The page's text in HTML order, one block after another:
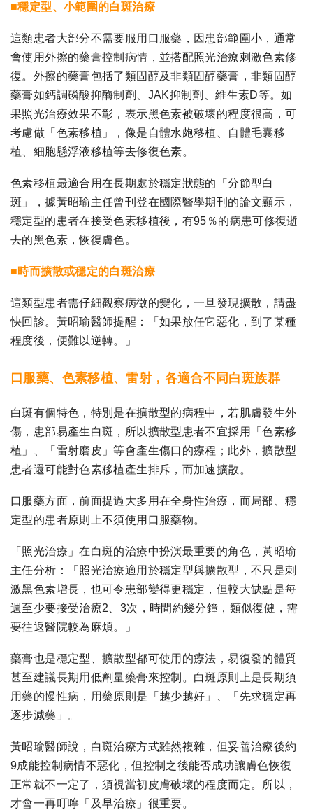
■穩定型、小範圍的白斑治療
這類患者大部分不需要服用口服藥，因患部範圍小，通常
會使用外擦的藥膏控制病情，並搭配照光治療刺激色素修
復。外擦的藥膏包括了類固醇及非類固醇藥膏，非類固醇
藥膏如鈣調磷酸抑酶制劑、JAK抑制劑、維生素D等。如
果照光治療效果不彰，表示黑色素被破壞的程度很高，可
考慮做「色素移植」，像是自體水皰移植、自體毛囊移
植、細胞懸浮液移植等去修復色素。
色素移植最適合用在長期處於穩定狀態的「分節型白
斑」，據黃昭瑜主任曾刊登在國際醫學期刊的論文顯示，
穩定型的患者在接受色素移植後，有95％的病患可修復逝
去的黑色素，恢復膚色。
■時而擴散或穩定的白斑治療
這類型患者需仔細觀察病徵的變化，一旦發現擴散，請盡
快回診。黃昭瑜醫師提醒：「如果放任它惡化，到了某種
程度後，便難以逆轉。」
口服藥、色素移植、雷射，各適合不同白斑族群
白斑有個特色，特別是在擴散型的病程中，若肌膚發生外
傷，患部易產生白斑，所以擴散型患者不宜採用「色素移
植」、「雷射磨皮」等會產生傷口的療程；此外，擴散型
患者還可能對色素移植產生排斥，而加速擴散。
口服藥方面，前面提過大多用在全身性治療，而局部、穩
定型的患者原則上不須使用口服藥物。
「照光治療」在白斑的治療中扮演最重要的角色，黃昭瑜
主任分析：「照光治療適用於穩定型與擴散型，不只是刺
激黑色素增長，也可令患部變得更穩定，但較大缺點是每
週至少要接受治療2、3次，時間約幾分鐘，類似復健，需
要往返醫院較為麻煩。」
藥膏也是穩定型、擴散型都可使用的療法，易復發的體質
甚至建議長期用低劑量藥膏來控制。白斑原則上是長期須
用藥的慢性病，用藥原則是「越少越好」、「先求穩定再
逐步減藥」。
黃昭瑜醫師說，白斑治療方式雖然複雜，但妥善治療後約
9成能控制病情不惡化，但控制之後能否成功讓膚色恢復
正常就不一定了，須視當初皮膚破壞的程度而定。所以，
才會一再叮嚀「及早治療」很重要。